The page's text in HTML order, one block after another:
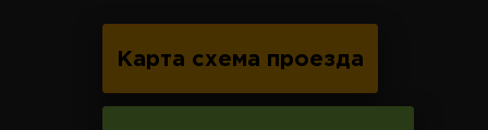
Карта схема проезда